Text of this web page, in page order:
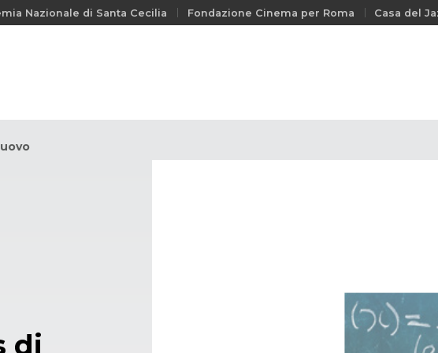
Nazionale di Santa Cecilia Fondazione Cinema per Roma Casa del
di